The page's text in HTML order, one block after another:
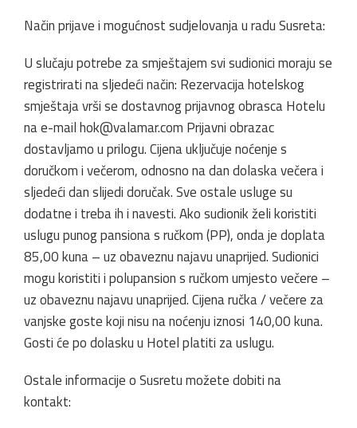
Način prijave i mogućnost sudjelovanja u radu Susreta:
U slučaju potrebe za smještajem svi sudionici moraju se
registrirati na sljedeći način: Rezervacija hotelskog
smještaja vrši se dostavnog prijavnog obrasca Hotelu
na e-mailhok@valamar.com Prijavni obrazac
dostavljamo u prilogu. Cijena uključuje noćenje s
doručkom i večerom, odnosno na dan dolaska večera i
sljedeći dan slijedi doručak. Sve ostale usluge su
dodatne i treba ih i navesti. Ako sudionik želi koristiti
uslugu punog pansiona s ručkom (PP), onda je doplata
85,00 kuna – uz obaveznu najavu unaprijed. Sudionici
mogu koristiti i polupansion s ručkom umjesto večere –
uz obaveznu najavu unaprijed. Cijena ručka / večere za
vanjske goste koji nisu na noćenju iznosi 140,00 kuna.
Gosti će po dolasku u Hotel platiti za uslugu.
Ostale informacije o Susretu možete dobiti na
kontakt: